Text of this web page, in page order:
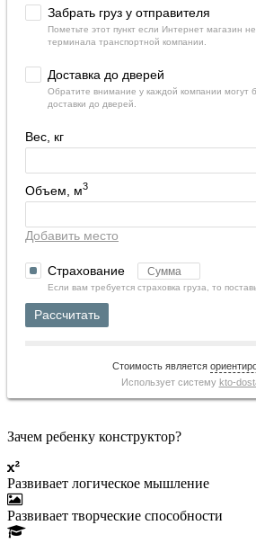
Забрать груз у отправителя
Пометьте этот пункт если Интернет магазин
терминала транспортной компании.
Доставка до дверей
Обратите внимание у каждой компании могут
доставки до дверей.
Вес, кг
Объем, м3
Добавить место
Страхование
Если вам требуется страховка груза, то
Рассчитать
Стоимость является
Использует систему kto-
Зачем ребенку конструктор?
Развивает логическое мышление
Развивает творческие способности